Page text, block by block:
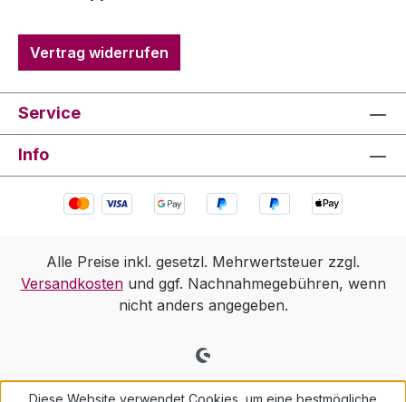
Vertrag widerrufen
Service
Info
Alle Preise inkl. gesetzl. Mehrwertsteuer zzgl.
Versandkostenund ggf. Nachnahmegebühren, wenn
nicht anders angegeben.
Diese Website verwendet Cookies, um eine bestmögliche